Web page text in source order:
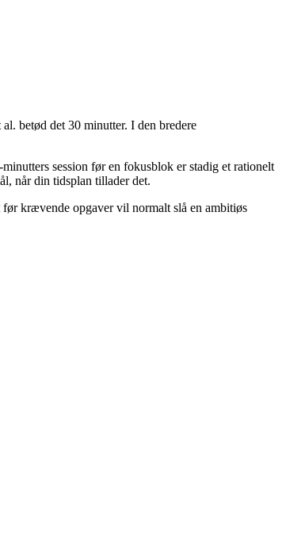
betød det 30 minutter. I den bredere
session før en fokusblok er stadig et rationelt
når din tidsplan tillader det.
før krævende opgaver vil normalt slå en ambitiøs